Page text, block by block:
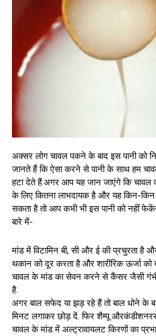
अक्सर लोग चावल पकने के बाद इस पानी को
जानते हैं कि ऐसा करने से पानी के साथ हम
हटा देते हैं.अगर आप यह जान जाएंगे कि चावल
के लिए कितना लाभदायक है और यह किन-किन
सकता है तो आप कभी भी इस पानी को नहीं
बारे में-
मांड में विटामिन बी, सी और ई की प्रचुरता है
थकान को दूर करता है और शारीरिक ऊर्जा
चावल के मांड का सेवन करने से कैंसर जैसी
है.
अगर बाल सफेद या झड़ रहे हैं तो बाल धोने के
मिनट लगाकर छोड़ दें. फिर शैम्‍पू
चावल के मांड में अल्ट्रावायलट किरणों का